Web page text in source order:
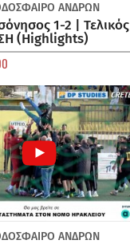
ΑΝΔΡΏΝ
1-2 | Τελικός
(Highlights)
ΑΝΔΡΏΝ